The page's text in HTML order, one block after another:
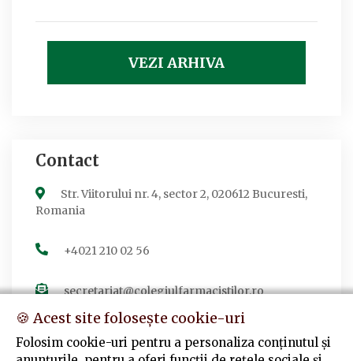
VEZI ARHIVA
Contact
Str. Viitorului nr. 4, sector 2, 020612 Bucuresti,
Romania
+4021 210 02 56
secretariat@colegiulfarmacistilor.ro
🍪 Acest site folosește cookie-uri
Folosim cookie-uri pentru a personaliza conținutul și